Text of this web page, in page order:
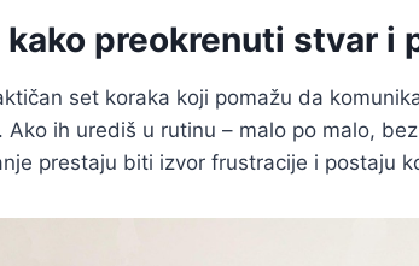
kako preokrenuti stvar
set koraka koji pomažu da
Ako ih urediš u rutinu – malo po malo,
prestaju biti izvor frustracije i postaju